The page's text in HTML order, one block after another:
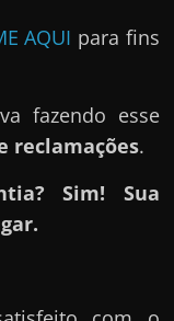
AQUI para fins
fazendo esse
reclamações.
Sim! Sua